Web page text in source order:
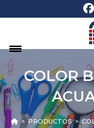
COLOR
> PRODUCTOS >